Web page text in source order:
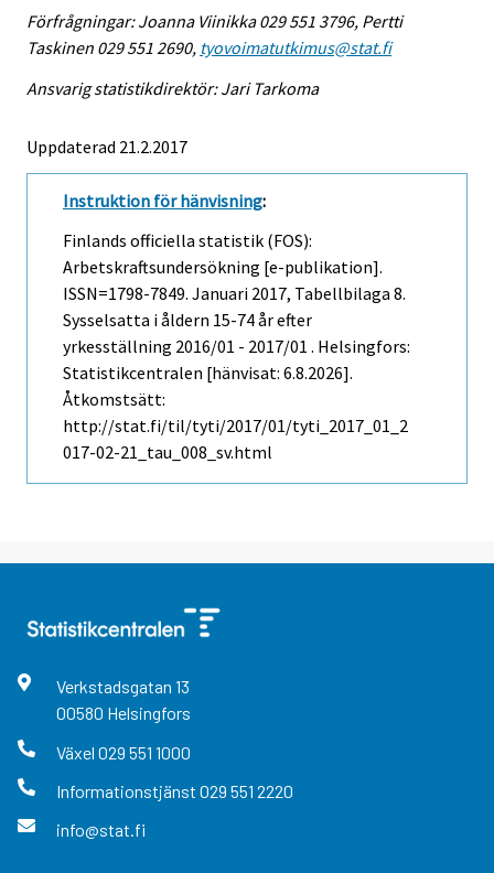
Förfrågningar: Joanna Viinikka 029 551 3796, Pertti
Taskinen 029 551 2690, tyovoimatutkimus@stat.fi
Ansvarig statistikdirektör: Jari Tarkoma
Uppdaterad 21.2.2017
Instruktion för hänvisning:
Finlands officiella statistik (FOS):
Arbetskraftsundersökning [e-publikation].
ISSN=1798-7849. Januari 2017, Tabellbilaga 8.
Sysselsatta i åldern 15-74 år efter
yrkesställning 2016/01 - 2017/01 . Helsingfors:
Statistikcentralen [hänvisat: 6.8.2026].
Åtkomstsätt:
http://stat.fi/til/tyti/2017/01/tyti_2017_01_2
017-02-21_tau_008_sv.html
Verkstadsgatan 13
00580 Helsingfors
Växel 029 551 1000
Informationstjänst 029 551 2220
info@stat.fi